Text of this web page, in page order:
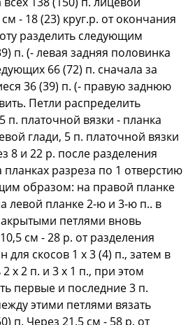
- 18 (23) круг.р. от окончания
разделить следующим
п. (- левая задняя половинка
66 (72) п. сначала за
36 (39) п. (- правую заднюю
Петли распределить
платочной вязки - планка
глади, 5 п. платочной вязки
8 и 22 р. после разделения
разреза по 1 отверстию
образом: на правой планке
левой планке 2-ю и 3-ю п.. в
петлями вновь
см - 28 р. от разделения
для скосов 1 х 3 (4) п., затем в
х 2 п. и 3 х 1 п., при этом
первые и последние 3 п.
этими петлями вязать
п. Через 21,5 см - 58 р. от